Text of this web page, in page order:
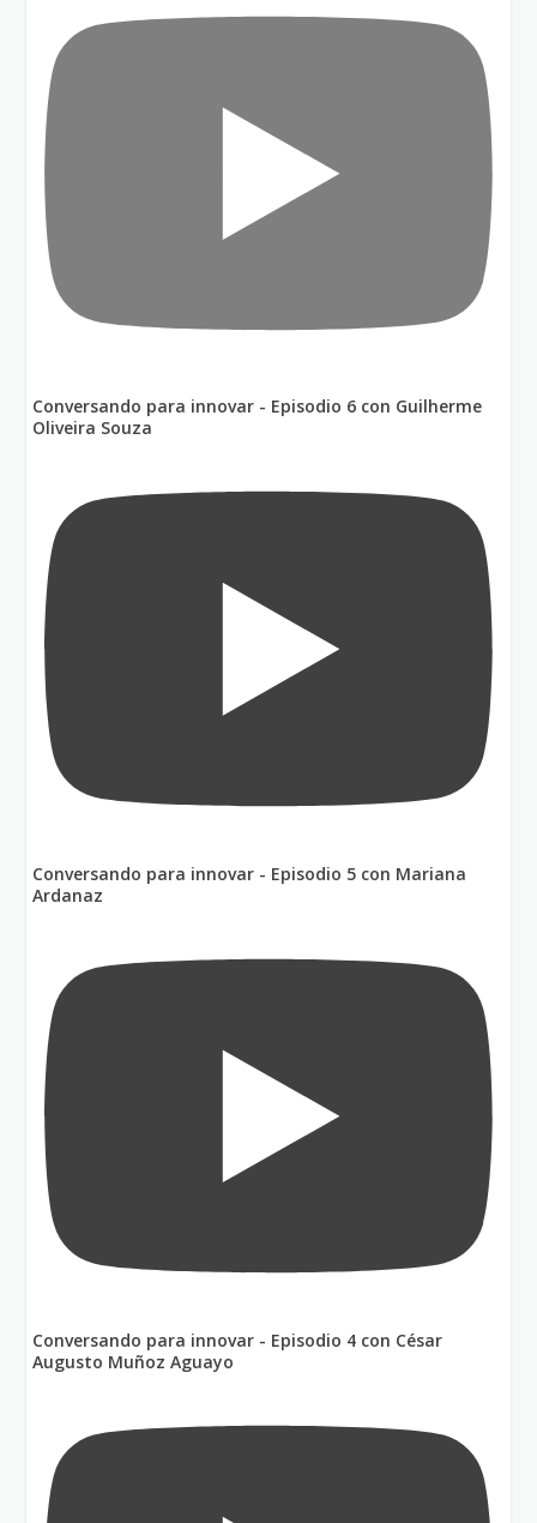
Conversando para innovar - Episodio 6 con Guilherme
Oliveira Souza
Conversando para innovar - Episodio 5 con Mariana
Ardanaz
Conversando para innovar - Episodio 4 con César
Augusto Muñoz Aguayo